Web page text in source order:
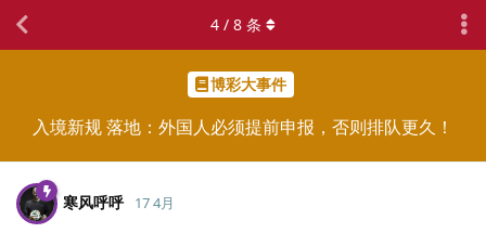
博彩大事件
入境新规 落地：外国人必须提前申报，否则排队更久！
4 / 8 条
寒风呼呼 17 4月